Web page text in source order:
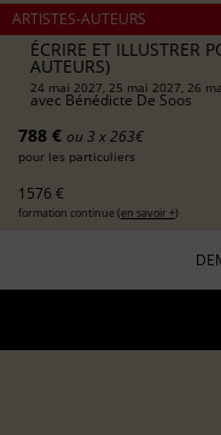
ARTISTES-AUTEURS
ÉCRIRE ET ILLUSTRER
AUTEURS)
24 mai 2027, 25 mai 2027, 26
avec Bénédicte De Soos
788 € ou 3 x 263€
pour les particuliers
1576 €
formation continue (en savoir +)